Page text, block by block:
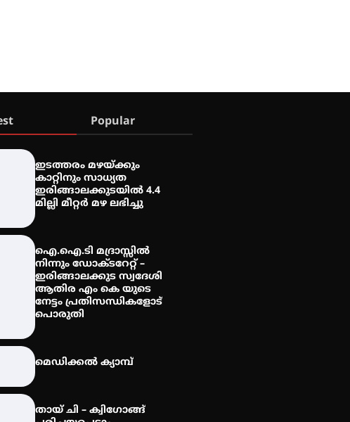
Popular
ഇടത്തരം മഴയ്ക്കും
കാറ്റിനും സാധ്യത
ഇരിങ്ങാലക്കുടയിൽ 4.4
മില്ലി മീറ്റർ മഴ ലഭിച്ചു
ഐ.ഐ.ടി മദ്രാസ്സിൽ
നിന്നും ഡോക്ടറേറ്റ് –
ഇരിങ്ങാലക്കുട സ്വദേശി
ആതിര എം കെ യുടെ
നേട്ടം പ്രതിസന്ധികളോട്
പൊരുതി
മെഡിക്കൽ ക്യാമ്പ്
തായ് ചി – ക്വിഗോങ്ങ്